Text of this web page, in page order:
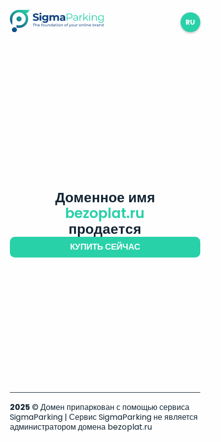
RU
Доменное имя
bezoplat.ru
продается
КУПИТЬ СЕЙЧАС
2025 © Домен припаркован с помощью сервиса
SigmaParking | Сервис SigmaParking не является
администратором домена bezoplat.ru